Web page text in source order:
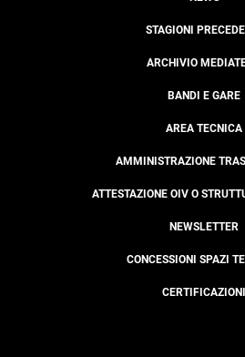
STAGIONI
ARCHIVIO
BANDI E GARE
AREA TECNICA
AMMINISTRAZIONE
ATTESTAZIONE OIV O
NEWSLETTER
CONCESSIONI SPAZI
CERTIFICAZIONI